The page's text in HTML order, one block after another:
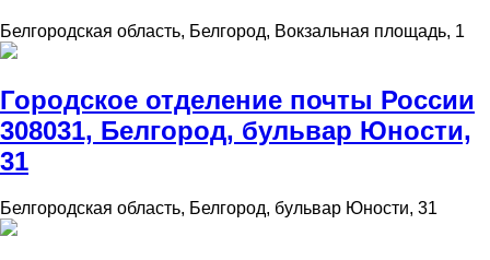
Белгородская область, Белгород, Вокзальная площадь, 1
Городское отделение почты России
308031, Белгород, бульвар Юности,
31
Белгородская область, Белгород, бульвар Юности, 31